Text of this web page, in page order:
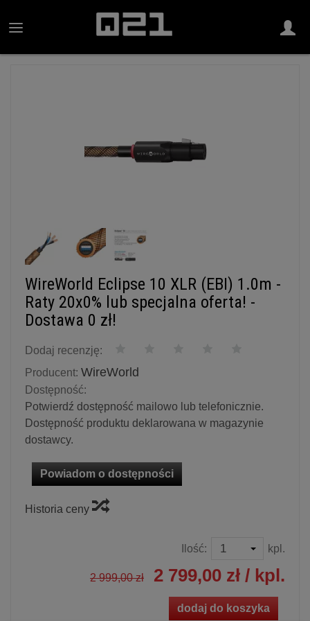
WireWorld Eclipse 10 XLR (EBI) 1.0m -
Raty 20x0% lub specjalna oferta! -
Dostawa 0 zł!
Dodaj recenzję:
Producent: WireWorld
Dostępność:
Potwierdź dostępność mailowo lub telefonicznie.
Dostępność produktu deklarowana w magazynie
dostawcy.
Powiadom o dostępności
Historia ceny
Ilość: kpl.
2 999,00 zł 2 799,00 zł / kpl.
dodaj do koszyka